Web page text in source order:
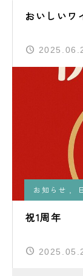
おいしいワ
お知らせ ,
祝1周年